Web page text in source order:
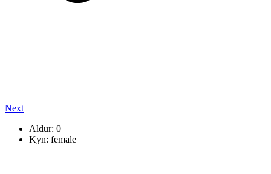
Next
Aldur: 0
Kyn: female